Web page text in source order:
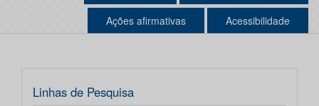
Ações afirmativas Acessibilidade
Linhas de Pesquisa